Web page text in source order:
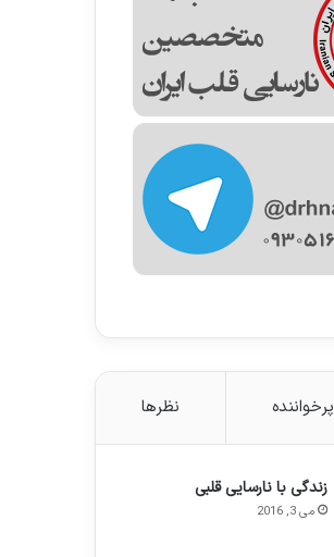
پرخواننده نظرها
زندگی با نارسایی قلبی
می 3, 2016